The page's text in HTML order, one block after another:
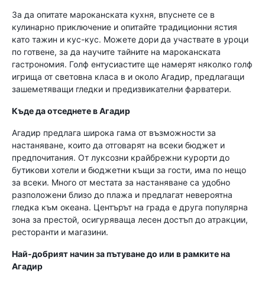
За да опитате мароканската кухня, впуснете се в
кулинарно приключение и опитайте традиционни ястия
като тажин и кус-кус. Можете дори да участвате в уроци
по готвене, за да научите тайните на мароканската
гастрономия. Голф ентусиастите ще намерят няколко голф
игрища от световна класа в и около Агадир, предлагащи
зашеметяващи гледки и предизвикателни фарватери.
Къде да отседнете в Агадир
Агадир предлага широка гама от възможности за
настаняване, които да отговарят на всеки бюджет и
предпочитания. От луксозни крайбрежни курорти до
бутикови хотели и бюджетни къщи за гости, има по нещо
за всеки. Много от местата за настаняване са удобно
разположени близо до плажа и предлагат невероятна
гледка към океана. Центърът на града е друга популярна
зона за престой, осигуряваща лесен достъп до атракции,
ресторанти и магазини.
Най-добрият начин за пътуване до или в рамките на
Агадир